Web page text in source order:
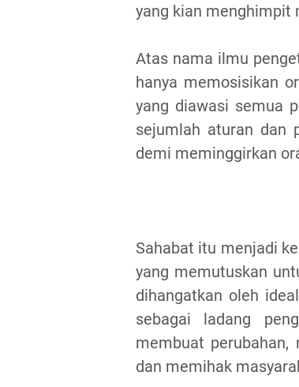
yang kian menghimpit
Atas nama ilmu
hanya memosisikan
yang diawasi semua
sejumlah aturan dan
demi meminggirkan
Sahabat itu menjadi
yang memutuskan
dihangatkan oleh
sebagai ladang
membuat
dan memihak